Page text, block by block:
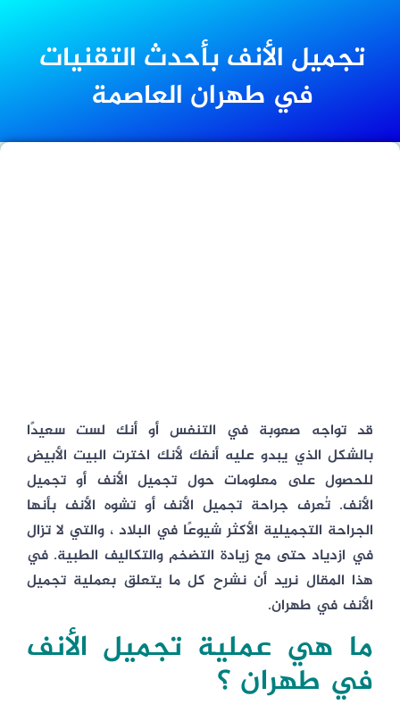
تجميل الأنف بأحدث التقنيات
في طهران العاصمة
قد تواجه صعوبة في التنفس أو أنك لست سعيدًا
بالشكل الذي يبدو عليه أنفك لأنك اخترت البيت الأبيض
للحصول على معلومات حول تجميل الأنف أو تجميل
الأنف. تُعرف جراحة تجميل الأنف أو تشوه الأنف بأنها
الجراحة التجميلية الأكثر شيوعًا في البلاد ، والتي لا تزال
في ازدياد حتى مع زيادة التضخم والتكاليف الطبية. في
هذا المقال نريد أن نشرح كل ما يتعلق بعملية تجميل
الأنف في طهران.
ما هي عملية تجميل الأنف
في طهران ؟